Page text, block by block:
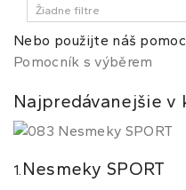
Nebo použijte náš
Pomocník s výběrem
Najpredávanejšie v
1. Nesmeky SPORT